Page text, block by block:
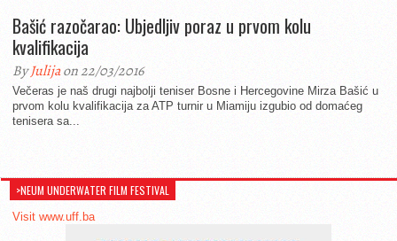
Bašić razočarao: Ubjedljiv poraz u prvom kolu
kvalifikacija
ByJulijaon 22/03/2016
Večeras je naš drugi najbolji teniser Bosne i Hercegovine Mirza Bašić u
prvom kolu kvalifikacija za ATP turnir u Miamiju izgubio od domaćeg
tenisera sa...
>NEUM UNDERWATER FILM FESTIVAL
Visit www.uff.ba